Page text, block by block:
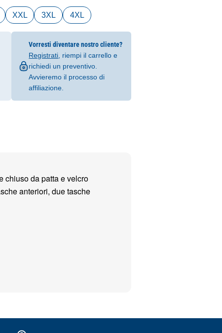
XXL 3XL 4XL
Vorresti diventare nostro cliente?
Registrati, riempi il carrello e
richiedi un preventivo.
Avvieremo il processo di
affiliazione.
chiuso da patta e velcro
anteriori, due tasche